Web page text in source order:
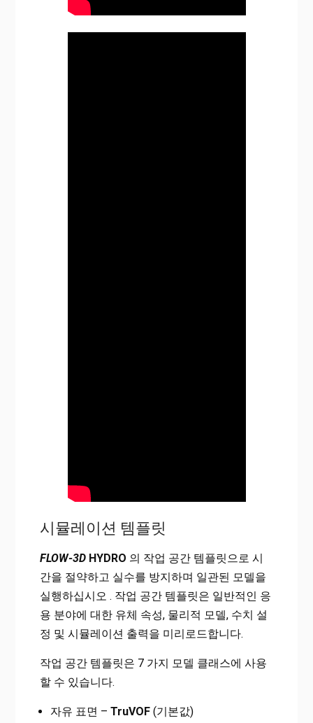
시뮬레이션 템플릿
FLOW-3DHYDRO 의 작업 공간 템플릿으로 시
간을 절약하고 실수를 방지하며 일관된 모델을
실행하십시오 . 작업 공간 템플릿은 일반적인 응
용 분야에 대한 유체 속성, 물리적 모델, 수치 설
정 및 시뮬레이션 출력을 미리로드합니다.
작업 공간 템플릿은 7 가지 모델 클래스에 사용
할 수 있습니다.
자유 표면 – TruVOF(기본값)